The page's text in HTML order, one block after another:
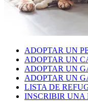
ADOPTAR UN
ADOPTAR UN
ADOPTAR UN
ADOPTAR UN
LISTA DE
INSCRIBIR UNA